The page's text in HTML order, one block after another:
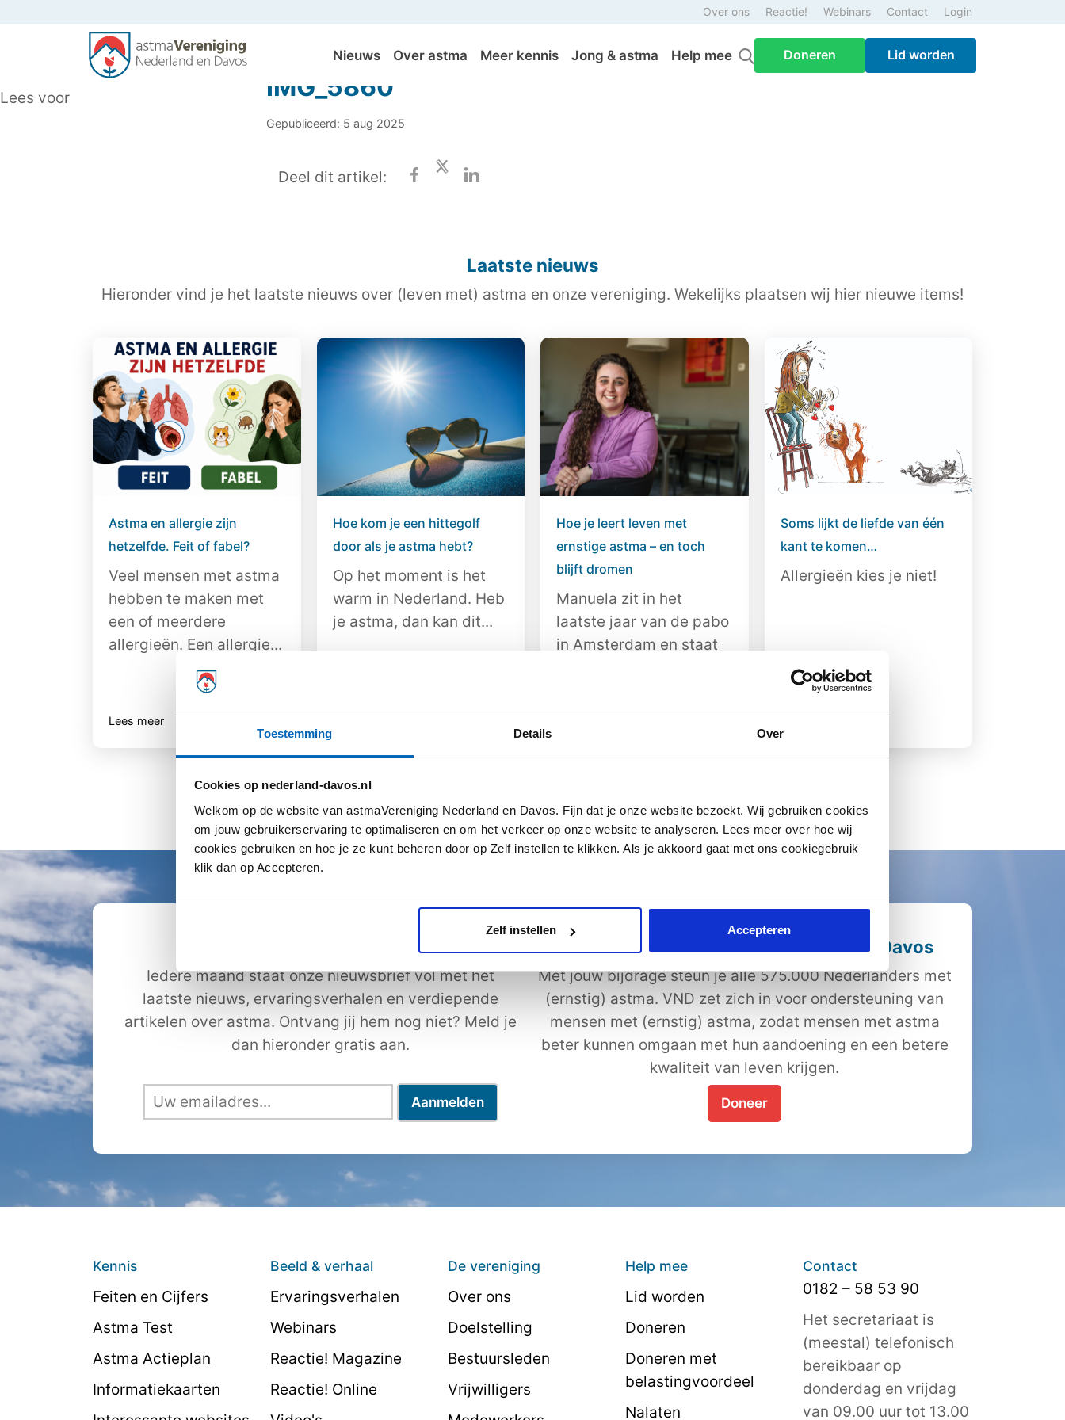
Toestemming Details Over
Cookies op nederland-davos.nl
Welkom op de website van astmaVereniging Nederland en Davos. Fijn dat je onze website bezoekt. Wij gebruiken cookies
om jouw gebruikerservaring te optimaliseren en om het verkeer op onze website te analyseren. Lees meer over hoe wij
cookies gebruiken en hoe je ze kunt beheren door op Zelf instellen te klikken. Als je akkoord gaat met ons cookiegebruik
klik dan op Accepteren.
Zelf instellen Accepteren
Over ons Reactie! Webinars Contact Login
Nieuws Over astma Meer kennis Jong & astma Help mee Doneren Lid worden
Lees voor IMG_5860
Gepubliceerd: 5 aug 2025
Deel dit artikel:
Laatste nieuws
Hieronder vind je het laatste nieuws over (leven met) astma en onze vereniging. Wekelijks plaatsen wij hier nieuwe items!
Astma en allergie zijn
hetzelfde. Feit of fabel?
Veel mensen met astma
hebben te maken met
een of meerdere
allergieën. Een allergie...
Lees meer
Hoe kom je een hittegolf
door als je astma hebt?
Op het moment is het
warm in Nederland. Heb
je astma, dan kan dit...
Hoe je leert leven met
ernstige astma – en toch
blijft dromen
Manuela zit in het
laatste jaar van de pabo
in Amsterdam en staat
Soms lijkt de liefde van één
kant te komen…
Allergieën kies je niet!
Ontvang de nieuwsbrief
Iedere maand staat onze nieuwsbrief vol met het
laatste nieuws, ervaringsverhalen en verdiepende
artikelen over astma. Ontvang jij hem nog niet? Meld je
dan hieronder gratis aan.
Steun astmaVereniging Nederland en Davos
Met jouw bijdrage steun je alle 575.000 Nederlanders met
(ernstig) astma. VND zet zich in voor ondersteuning van
mensen met (ernstig) astma, zodat mensen met astma
beter kunnen omgaan met hun aandoening en een betere
kwaliteit van leven krijgen.
Doneer
Kennis
Feiten en Cijfers
Astma Test
Astma Actieplan
Informatiekaarten
Beeld & verhaal
Ervaringsverhalen
Webinars
Reactie! Magazine
Reactie! Online
De vereniging
Over ons
Doelstelling
Bestuursleden
Vrijwilligers
Help mee
Lid worden
Doneren
Doneren met
belastingvoordeel
Nalaten
Contact
0182 – 58 53 90
Het secretariaat is
(meestal) telefonisch
bereikbaar op
donderdag en vrijdag
van 09.00 uur tot 13.00